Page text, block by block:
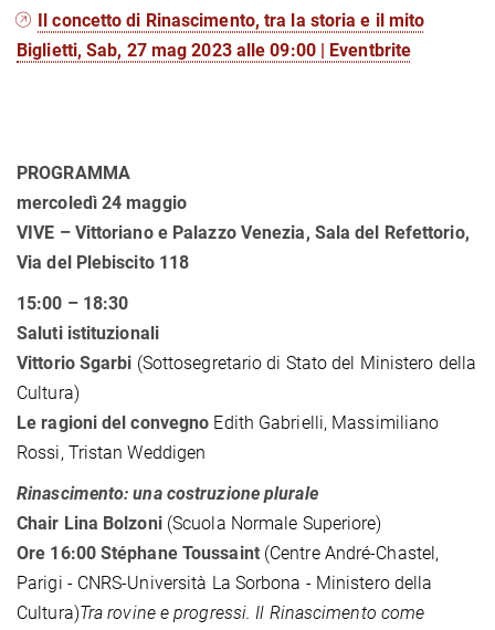
Il concetto di Rinascimento, tra la storia e il mito
Biglietti, Sab, 27 mag 2023 alle 09:00 | Eventbrite
PROGRAMMA
mercoledì 24 maggio
VIVE – Vittoriano e Palazzo Venezia, Sala del Refettorio,
Via del Plebiscito 118
15:00 – 18:30
Saluti istituzionali
Vittorio Sgarbi (Sottosegretario di Stato del Ministero della
Cultura)
Le ragioni del convegno Edith Gabrielli, Massimiliano
Rossi, Tristan Weddigen
Rinascimento: una costruzione plurale
Chair Lina Bolzoni (Scuola Normale Superiore)
Ore 16:00 Stéphane Toussaint (Centre André-Chastel,
Parigi - CNRS-Università La Sorbona - Ministero della
Cultura)Tra rovine e progressi. Il Rinascimento come